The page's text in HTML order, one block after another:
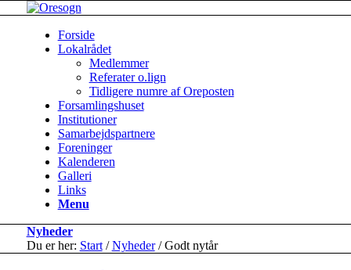
Forside
Lokalrådet
Medlemmer
Referater o.lign
Tidligere numre af Oreposten
Forsamlingshuset
Institutioner
Samarbejdspartnere
Foreninger
Kalenderen
Galleri
Links
Menu
Nyheder
Du er her: Start / Nyheder / Godt nytår